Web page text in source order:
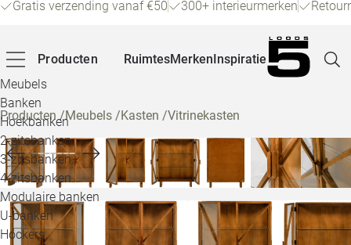
Gratis verzending vanaf €50 300+ interieurmerken
Producten
Meubels
Banken
Hoekbanken
2-zitsbanken
3-zitsbanken
4-zitsbanken
Modulaire banken
U-banken
Hockers
RuimtesMerkenInspiratie
Producten/Meubels /Kasten /Vitrinekasten